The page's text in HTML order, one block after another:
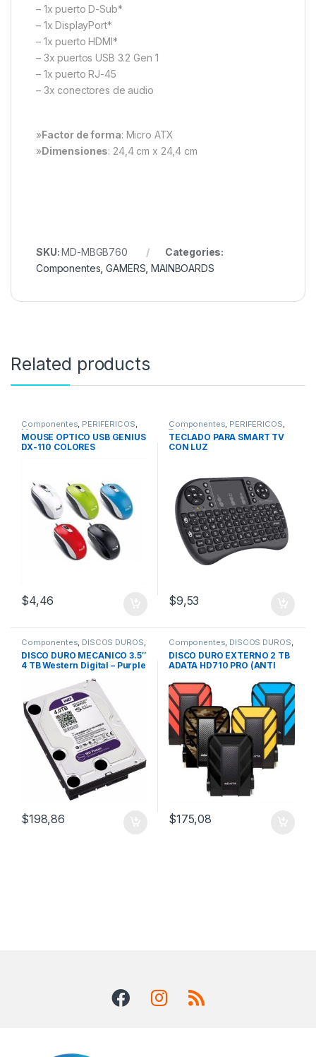
– 1x puerto D-Sub*
– 1x DisplayPort*
– 1x puerto HDMI*
– 3x puertos USB 3.2 Gen 1
– 1x puerto RJ-45
– 3x conectores de audio
»Factor de forma: Micro ATX
»Dimensiones: 24,4 cm x 24,4 cm
SKU:MD-MBGB760
Categories:
Componentes ,GAMERS ,MAINBOARDS
Related products
Componentes, PERIFÉRICOS,
Mouse
MOUSE OPTICO USB GENIUS
DX-110 COLORES
$4,46
Componentes, PERIFÉRICOS,
Teclados
TECLADO PARA SMART TV
CON LUZ
$9,53
Componentes, DISCOS DUROS,
HDD 1Tb/2Tb/4Tb
DISCO DURO MECANICO 3.5″
4 TB Western Digital – Purple
$198,86
Componentes, DISCOS DUROS,
Externos 1Tb/2Tb/4Tb
DISCO DURO EXTERNO 2 TB
ADATA HD710 PRO (ANTI
$175,08